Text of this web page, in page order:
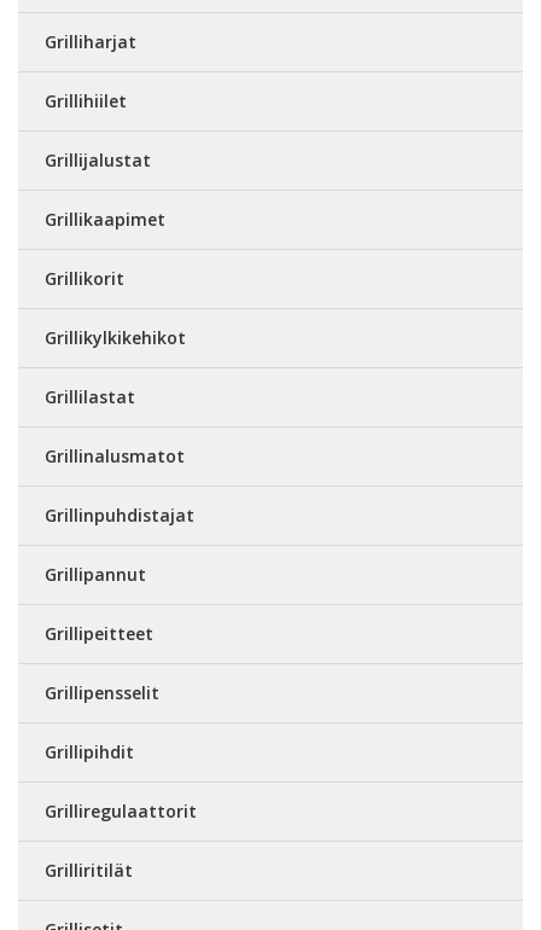
Grilliharjat
Grillihiilet
Grillijalustat
Grillikaapimet
Grillikorit
Grillikylkikehikot
Grillilastat
Grillinalusmatot
Grillinpuhdistajat
Grillipannut
Grillipeitteet
Grillipensselit
Grillipihdit
Grilliregulaattorit
Grilliritilät